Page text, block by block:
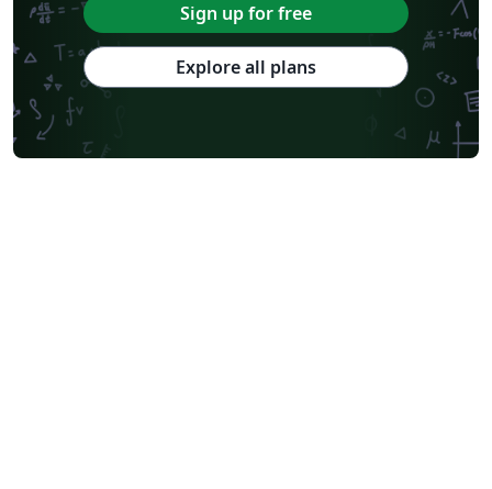
Sign up for free
Explore all plans